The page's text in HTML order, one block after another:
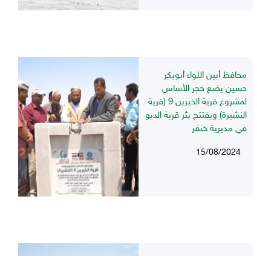
محافظ أبين اللواء أبوبكر
حسين يضع حجر الأساس
لمشروع قرية الخيرين 9 (قرية
النشيرة) ويفتتح بئر قرية الديو
في مديرية خنفر
15/08/2024